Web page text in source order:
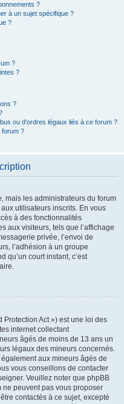
?
à un sujet spécifique ?
?
?
?
?
ou d’ordres légaux liés à ce forum ?
forum ?
mais les administrateurs du forum
utilisateurs inscrits. En vous
à des fonctionnalités
aux visiteurs, tels que l’affichage
privée, l’envoi de
l’adhésion à un groupe
qu’un court instant, c’est
Protection Act ») est une loi des
internet collectant
âgés de moins de 13 ans un
légaux des mineurs concernés.
aux mineurs âgés de
vous conseillons de contacter
Veuillez noter que phpBB
ne peuvent pas vous proposer
contactés à ce sujet, excepté